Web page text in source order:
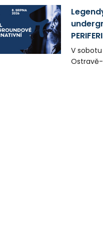
lokálních
pečlivě
V